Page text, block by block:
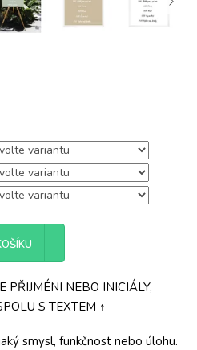
PŘIJMÉNI NEBO INICIÁLY,
S TEXTEM ↑
smysl, funkčnost nebo úlohu.